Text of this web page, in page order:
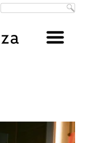
Suchbegriffe